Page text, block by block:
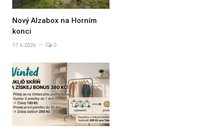
Nový Alzabox na Horním
konci
17.6.2026 0